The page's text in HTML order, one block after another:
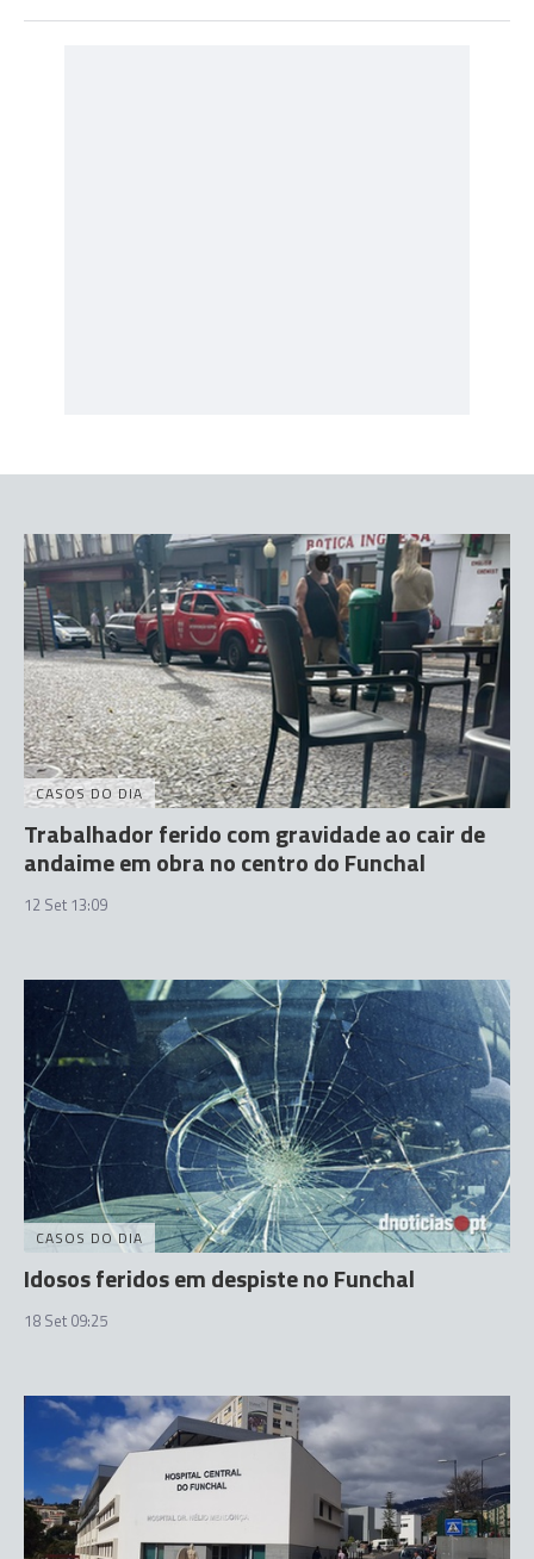
CASOS DO DIA
Trabalhador ferido com gravidade ao cair de
andaime em obra no centro do Funchal
12 Set 13:09
CASOS DO DIA
Idosos feridos em despiste no Funchal
18 Set 09:25